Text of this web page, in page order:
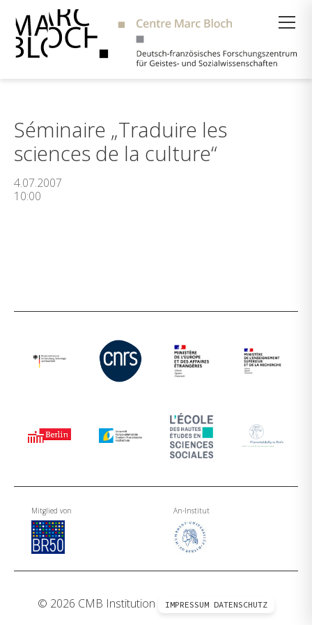
Séminaire „Traduire les
sciences de la culture“
4.07.2007
10:00
Mitglied von An-Institut
© 2026 CMB Institution IMPRESSUM DATENSCHUTZ